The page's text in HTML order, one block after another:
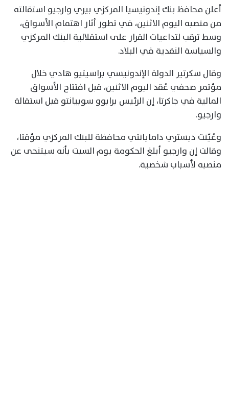
أعلن محافظ بنك إندونيسيا المركزي بيري وارجيو استقالته
من منصبه اليوم الاثنين، في تطور أثار اهتمام الأسواق،
وسط ترقب لتداعيات القرار على استقلالية البنك المركزي
والسياسة النقدية في البلاد.
وقال سكرتير الدولة الإندونيسي براسيتيو هادي خلال
مؤتمر صحفي عُقد اليوم الاثنين، قبل افتتاح الأسواق
المالية في جاكرتا، إن الرئيس برابوو سوبيانتو قبل استقالة
وارجيو.
وعُيّنت ديستري دامايانتي محافظة للبنك المركزي مؤقتا،
وقالت إن وارجيو أبلغ الحكومة يوم السبت بأنه ‌سيتنحى عن
منصبه لأسباب شخصية.